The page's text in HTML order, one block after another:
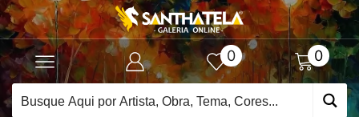
0 0